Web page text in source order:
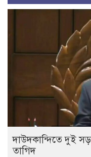
দাউদকান্দিতে দুই
তাগিদ